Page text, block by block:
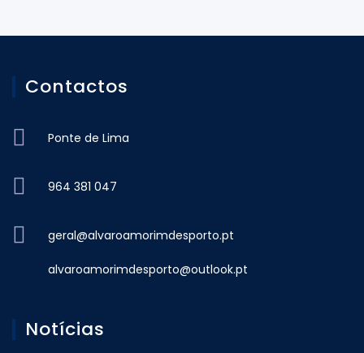
Contactos
Ponte de Lima
964 381 047
geral@alvaroamorimdesporto.pt
alvaroamorimdesporto@outlook.pt
Notícias